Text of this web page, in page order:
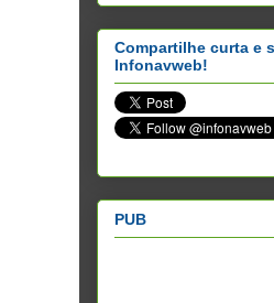
Compartilhe curta e
Infonavweb!
PUB